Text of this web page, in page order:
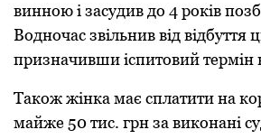
винною і засудив до 4 років
Водночас звільнив від відбуття
призначивши іспитовий термін
Також жінка має сплатити на
майже 50 тис. грн за виконані